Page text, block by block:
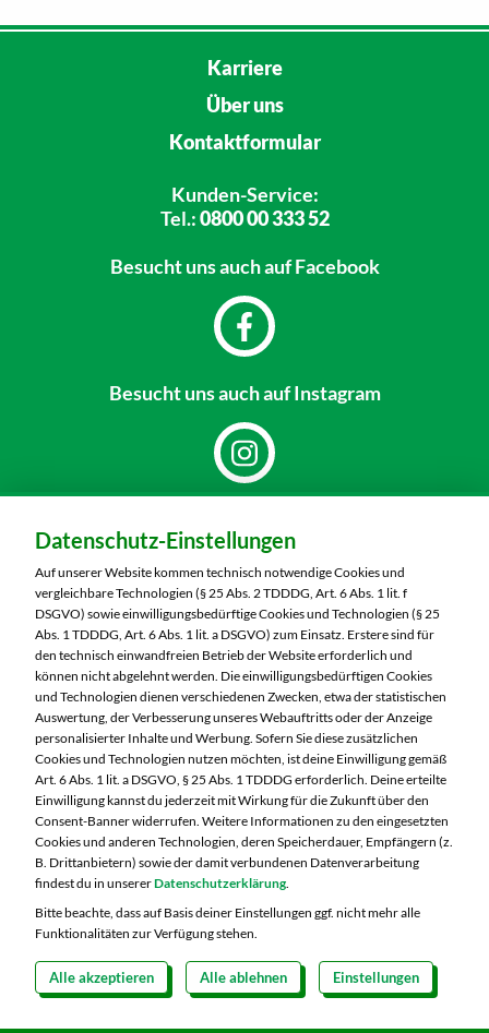
Karriere
Über uns
Kontaktformular
Kunden-Service:
Tel.:0800 00 333 52
Besucht unsauch auf Facebook
Besucht unsauch auf Instagram
MARKTKAUF Nürnberg-Mögeldorf
Laufamholzstraße 40/42
90482 Nürnberg
Telefon:0911 54340
Markt ändern
Öffnungszeiten diese Woche:
Mo:
08:00 – 20:00 Uhr
Di:
08:00 – 20:00 Uhr
Mi:
08:00 – 20:00 Uhr
Do:
08:00 – 20:00 Uhr
Fr:
08:00 – 20:00 Uhr
Copyright 2026 © MARKTKAUF Datenschutz
Impressum
Hinweisgebersystem Menschenrechte
Datenschutz-Einstellungen
Auf unserer Website kommen technisch notwendige Cookies und
vergleichbare Technologien (§ 25 Abs. 2 TDDDG, Art. 6 Abs. 1 lit. f
DSGVO) sowie einwilligungsbedürftige Cookies und Technologien (§ 25
Abs. 1 TDDDG, Art. 6 Abs. 1 lit. a DSGVO) zum Einsatz. Erstere sind für
den technisch einwandfreien Betrieb der Website erforderlich und
können nicht abgelehnt werden. Die einwilligungsbedürftigen Cookies
und Technologien dienen verschiedenen Zwecken, etwa der statistischen
Auswertung, der Verbesserung unseres Webauftritts oder der Anzeige
personalisierter Inhalte und Werbung. Sofern Sie diese zusätzlichen
Cookies und Technologien nutzen möchten, ist deine Einwilligung gemäß
Art. 6 Abs. 1 lit. a DSGVO, § 25 Abs. 1 TDDDG erforderlich. Deine erteilte
Einwilligung kannst du jederzeit mit Wirkung für die Zukunft über den
Consent-Banner widerrufen. Weitere Informationen zu den eingesetzten
Cookies und anderen Technologien, deren Speicherdauer, Empfängern (z.
B. Drittanbietern) sowie der damit verbundenen Datenverarbeitung
findest du in unsererDatenschutzerklärung.
Bitte beachte, dass auf Basis deiner Einstellungen ggf. nicht mehr alle
Funktionalitäten zur Verfügung stehen.
Alle akzeptieren Alle ablehnen Einstellungen